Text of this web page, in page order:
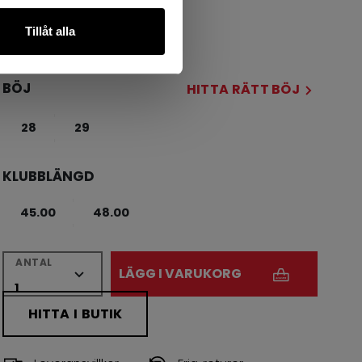
Tillåt alla
R
BÖJ HITTA RÄTT BÖJ
28 29
KLUBBLÄNGD
45.00 48.00
ANTAL
LÄGG I VARUKORG
HITTA I BUTIK